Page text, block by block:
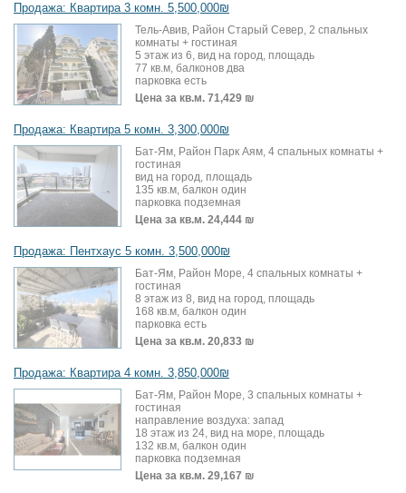
Продажа: Квартира 3 комн. 5,500,000₪
Тель-Авив, Район Старый Север, 2 спальных
комнаты + гостиная
5 этаж из 6, вид на город, площадь
77 кв.м, балконов два
парковка есть
Цена за кв.м. 71,429 ₪
Продажа: Квартира 5 комн. 3,300,000₪
Бат-Ям, Район Парк Аям, 4 спальных комнаты +
гостиная
вид на город, площадь
135 кв.м, балкон один
парковка подземная
Цена за кв.м. 24,444 ₪
Продажа: Пентхаус 5 комн. 3,500,000₪
Бат-Ям, Район Море, 4 спальных комнаты +
гостиная
8 этаж из 8, вид на город, площадь
168 кв.м, балкон один
парковка есть
Цена за кв.м. 20,833 ₪
Продажа: Квартира 4 комн. 3,850,000₪
Бат-Ям, Район Море, 3 спальных комнаты +
гостиная
направление воздуха: запад
18 этаж из 24, вид на море, площадь
132 кв.м, балкон один
парковка подземная
Цена за кв.м. 29,167 ₪